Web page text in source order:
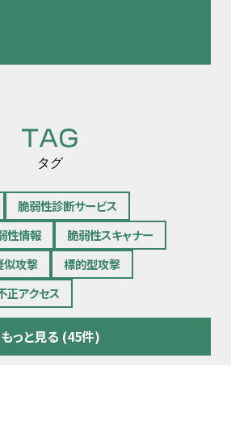
TAG
タグ
脆弱性診断サービス
性情報
脆弱性スキャナー
似攻撃
標的型攻撃
正アクセス
もっと見る (45件)